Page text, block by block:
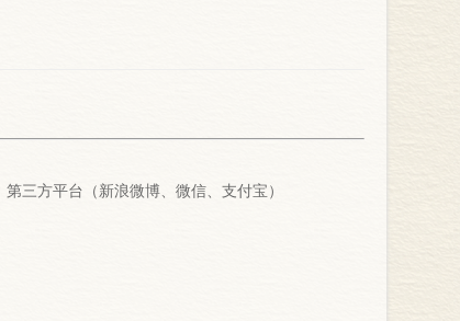
三方平台（新浪微博、微信、支付宝）